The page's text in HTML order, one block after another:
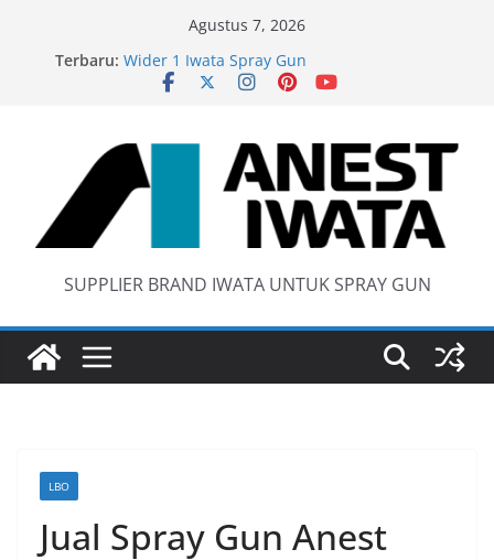
Agustus 7, 2026
Terbaru: Wider 1 Iwata Spray Gun
Anest Iwata W71 C Original
Iwata W 71 New Model ….Last generation…
SUPPLIER BRAND IWATA UNTUK SPRAY GUN
LBO
Jual Spray Gun Anest